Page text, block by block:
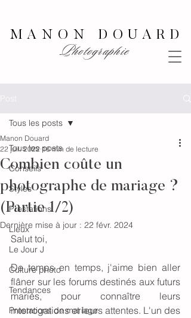
Photographie
MANON DOUARD
Tous les posts
Conseils
Styles
Prestations
Lieux
Le Jour J
Culture photo
Tendances
Prestations de mariage
Tous les posts
Combien coûte un
photographe de mariage ?
(Partie 1/2)
Manon Douard
22 juil. 2022 16 min de lecture
Dernière mise à jour : 22 févr. 2024
Salut toi,
De temps en temps, j'aime bien aller
flâner sur les forums destinés aux futurs
mariés, pour connaître leurs
interrogations et leurs attentes. L'un des